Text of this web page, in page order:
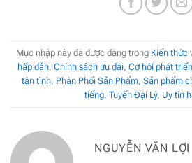
Mục nhập này đã được đăng trong Kiến thức
hấp dẫn, Chính sách ưu đãi, Cơ hội phát triển
tận tình, Phân Phối Sản Phẩm, Sản phẩm
tiếng, Tuyển Đại Lý, Uy tín
NGUYỄN VĂN LỢI